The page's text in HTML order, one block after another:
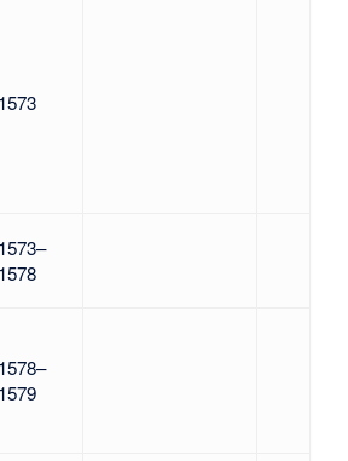
1573
1573–
1578
1578–
1579